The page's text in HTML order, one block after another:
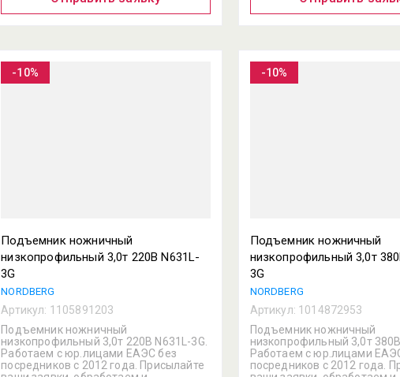
-10%
Подъемник ножничный
низкопрофильный 3,0т 220В N631L-
3G
NORDBERG
Артикул: 1105891203
Подъемник ножничный
низкопрофильный 3,0т 220В N631L-3G.
Работаем с юр.лицами ЕАЭС без
посредников с 2012 года. Присылайте
-10%
Подъемник ножничный
низкопрофильный 3,0т
3G
NORDBERG
Артикул: 1014872953
Подъемник ножничный
низкопрофильный 3,0т
Работаем с юр.лицами
посредников с 2012 года.